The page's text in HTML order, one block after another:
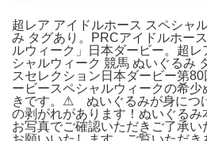
超レア アイドルホース スペシャ
み タグあり。PRCアイドルホー
ルウィーク」日本ダービー。超
シャルウィーク 競馬 ぬいぐるみ
スセレクション日本ダービー第
ービースペシャルウィークの希
きです。⚠ ぬいぐるみが身につ
の剥がれがあります！ぬいぐるみ
お写真でご確認いただきご了承い